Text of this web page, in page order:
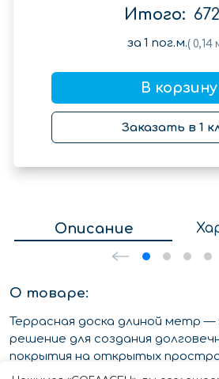
Итого:
за 1 пог.м.( 0,14
В корзину
Заказать в 1
Описание
О товаре:
Террасная доска длиной метр
решение для создания
покрытия на открытых
террасы, балконы, патио и